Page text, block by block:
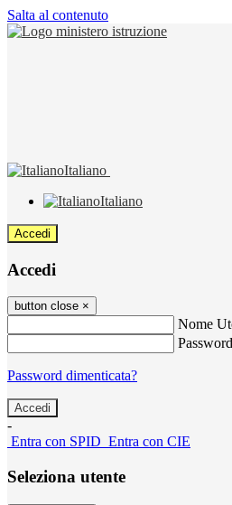
Salta al contenuto
Italiano
Italiano
Accedi
Accedi
button close ×
Nome
Password
Password dimenticata?
-
Entra con SPID Entra con CIE
Seleziona utente